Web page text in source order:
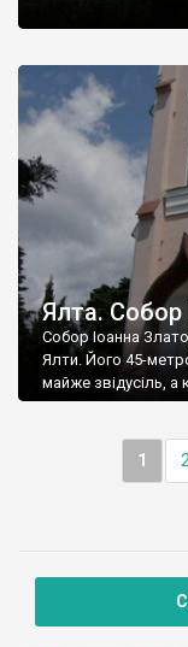
Ялта. Собор
Собор Іоанна
Ялти. Його 45-
майже звідусіль, а
1 2